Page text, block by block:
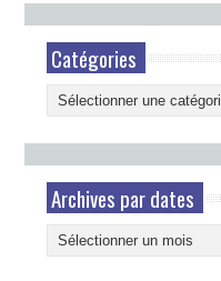
Catégories
Catégories
Archives par dates
Archives
par